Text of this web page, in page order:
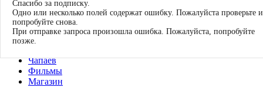
О нас
Журнал
Книги
Чапаев
Фильмы
Магазин
Спасибо за подписку.
Одно или несколько полей содержат ошибку. Пожалуйста проверьте и
попробуйте снова.
При отправке запроса произошла ошибка. Пожалуйста, попробуйте
позже.